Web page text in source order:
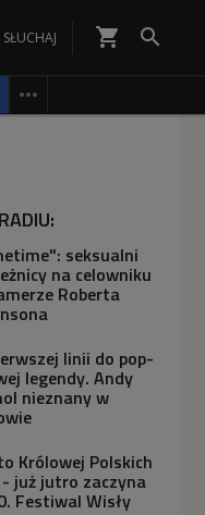
SŁUCHAJ shopping_cart 

seksualni
na celowniku
Roberta
linii do pop-
legendy. Andy
nieznany w
Królowej Polskich
- już jutro zaczyna
Festiwal Wisły